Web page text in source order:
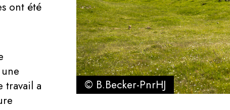
ont été
travail a
© B.Becker-PnrHJ